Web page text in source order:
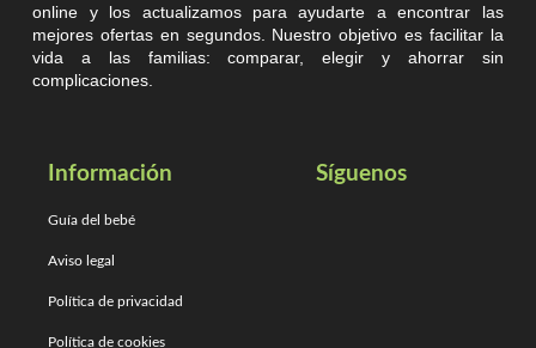
online y los actualizamos para ayudarte a encontrar las
mejores ofertas en segundos. Nuestro objetivo es facilitar la
vida a las familias: comparar, elegir y ahorrar sin
complicaciones.
Información
Guía del bebé
Aviso legal
Política de privacidad
Política de cookies
Síguenos